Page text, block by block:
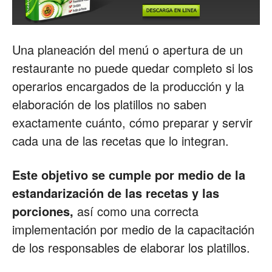
Una planeación del menú o apertura de un
restaurante no puede quedar completo si los
operarios encargados de la producción y la
elaboración de los platillos no saben
exactamente cuánto, cómo preparar y servir
cada una de las recetas que lo integran.
Este objetivo se cumple por medio de la
estandarización de las recetas y las
porciones, así como una correcta
implementación por medio de la capacitación
de los responsables de elaborar los platillos.